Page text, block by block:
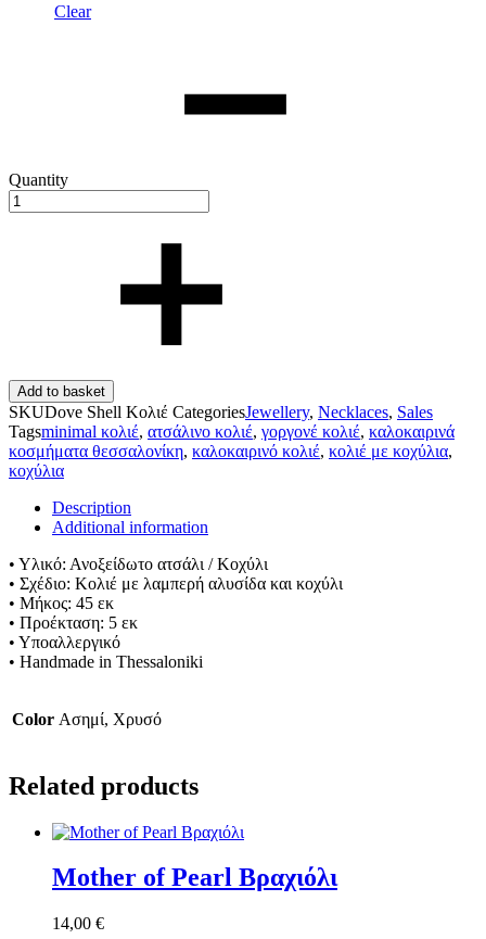
Clear
Quantity
Add to basket
SKUDove Shell Κολιέ CategoriesJewellery, Necklaces, Sales
Tagsminimal κολιέ, ατσάλινο κολιέ, γοργονέ κολιέ, καλοκαιρινά
κοσμήματα θεσσαλονίκη, καλοκαιρινό κολιέ, κολιέ με κοχύλια,
κοχύλια
Description
Additional information
• Υλικό: Ανοξείδωτο ατσάλι / Κοχύλι
• Σχέδιο: Κολιέ με λαμπερή αλυσίδα και κοχύλι
• Μήκος: 45 εκ
• Προέκταση: 5 εκ
• Υποαλλεργικό
• Handmade in Thessaloniki
Color Ασημί, Χρυσό
Related products
Mother of Pearl Βραχιόλι
14,00 €